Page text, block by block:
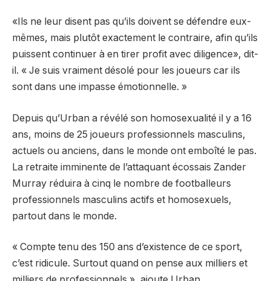
«Ils ne leur disent pas qu’ils doivent se défendre eux-
mêmes, mais plutôt exactement le contraire, afin qu’ils
puissent continuer à en tirer profit avec diligence», dit-
il. « Je suis vraiment désolé pour les joueurs car ils
sont dans une impasse émotionnelle. »
Depuis qu’Urban a révélé son homosexualité il y a 16
ans, moins de 25 joueurs professionnels masculins,
actuels ou anciens, dans le monde ont emboîté le pas.
La retraite imminente de l’attaquant écossais Zander
Murray réduira à cinq le nombre de footballeurs
professionnels masculins actifs et homosexuels,
partout dans le monde.
« Compte tenu des 150 ans d’existence de ce sport,
c’est ridicule. Surtout quand on pense aux milliers et